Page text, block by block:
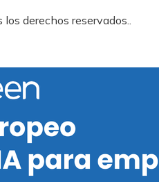
derechos reservados..